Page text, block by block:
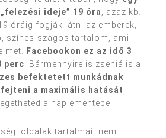
ideje” 19 óra
, azaz kb.
óráig fogják látni az emberek,
színes-szagos tartalom, ami
Facebookon ez az idő 3
perc . Bármennyire is zseniális a
befektetett munkádnak
a maximális hatását
a naplementébe.
oldalak tartalmait nem